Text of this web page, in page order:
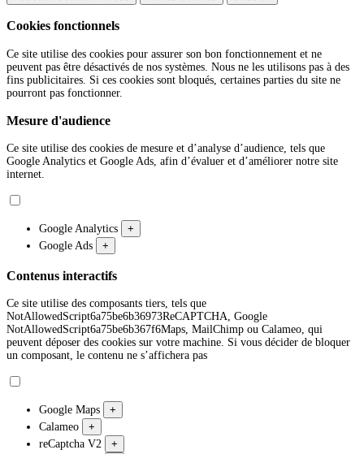
Cookies fonctionnels
Ce site utilise des cookies pour assurer son bon fonctionnement et ne
peuvent pas être désactivés de nos systèmes. Nous ne les utilisons pas à des
fins publicitaires. Si ces cookies sont bloqués, certaines parties du site ne
pourront pas fonctionner.
Mesure d'audience
Ce site utilise des cookies de mesure et d’analyse d’audience, tels que
Google Analytics et Google Ads, afin d’évaluer et d’améliorer notre site
internet.
Google Analytics
+
Google Ads
+
Contenus interactifs
Ce site utilise des composants tiers, tels que
NotAllowedScript6a75be6b36973ReCAPTCHA, Google
NotAllowedScript6a75be6b367f6Maps, MailChimp ou Calameo, qui
peuvent déposer des cookies sur votre machine. Si vous décider de bloquer
un composant, le contenu ne s’affichera pas
Google Maps
+
Calameo
+
reCaptcha V2
+